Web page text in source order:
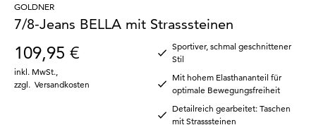
GOLDNER
7/8-Jeans BELLA mit Strasssteinen
109,95 €
inkl. MwSt.
zzgl. Versandkosten
Sportiver, schmal geschnittener
Stil
Mit hohem Elasthananteil für
optimale Bewegungsfreiheit
Detailreich gearbeitet: Taschen
mit Strasssteinen